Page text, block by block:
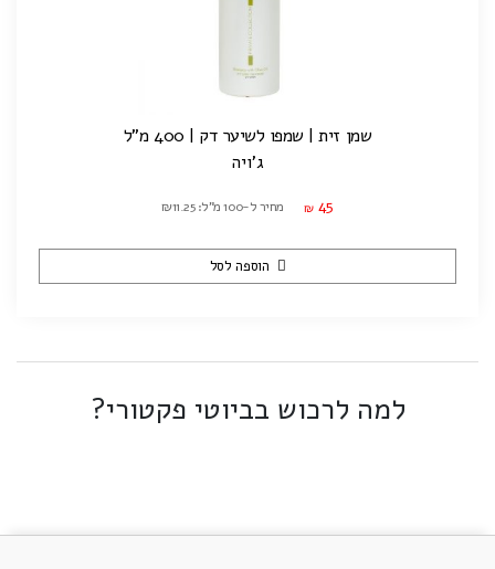
שמן זית | שמפו לשיער דק | 400 מ"ל
ג'ויה
₪ 45 מחיר ל-100 מ"ל: ₪11.25
הוספה לסל
למה לרכוש בביוטי פקטורי?